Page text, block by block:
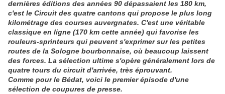
dernières éditions des années 90 dépassaient les 180 km,
c'est le Circuit des quatre cantons qui propose le plus long
kilométrage des courses auvergnates. C'est une véritable
classique en ligne (170 km cette année) qui favorise les
rouleurs-sprinteurs qui peuvent s'exprimer sur les petites
routes de la Sologne bourbonnaise, où beaucoup laissent
des forces. La sélection ultime s'opère généralement lors de
quatre tours du circuit d'arrivée, très éprouvant.
Comme pour le Bédat, voici le premier épisode d'une
sélection de coupures de presse.